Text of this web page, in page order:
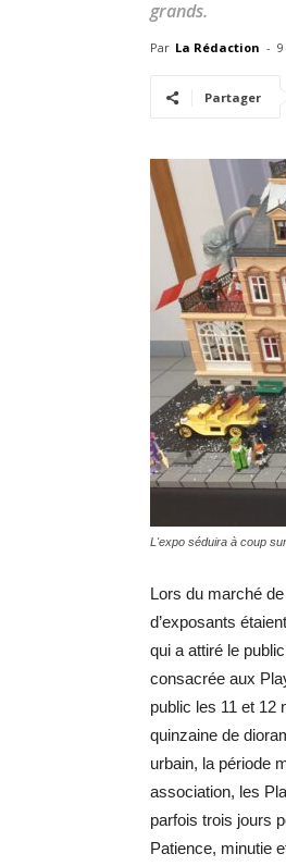
grands.
Par La Rédaction -
Partager
L'expo séduira à coup
Lors du marché
d’exposants
qui a attiré le
consacrée aux
public les 11 et 12
quinzaine de
urbain, la période
association, les
parfois trois jours
Patience, minutie